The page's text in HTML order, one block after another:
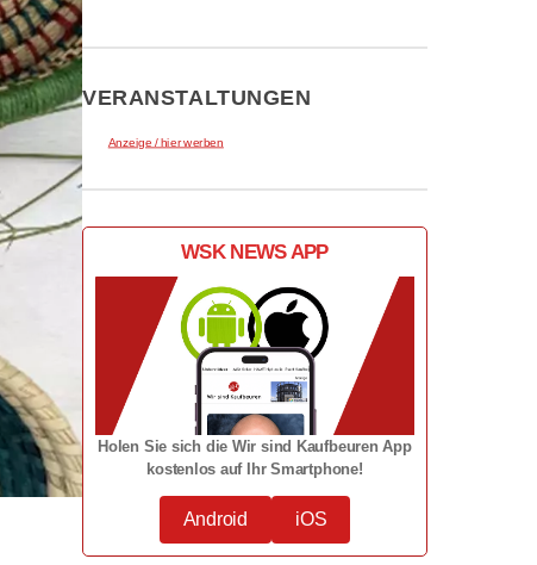
VERANSTALTUNGEN
Anzeige / hier werben
WSK NEWS APP
Holen Sie sich die Wir sind Kaufbeuren App
kostenlos auf Ihr Smartphone!
Android iOS